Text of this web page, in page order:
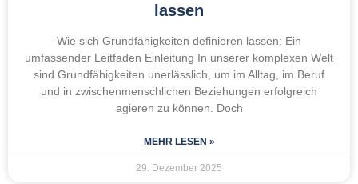
lassen
Wie sich Grundfähigkeiten definieren lassen: Ein
umfassender Leitfaden Einleitung In unserer komplexen Welt
sind Grundfähigkeiten unerlässlich, um im Alltag, im Beruf
und in zwischenmenschlichen Beziehungen erfolgreich
agieren zu können. Doch
MEHR LESEN »
29. Dezember 2025